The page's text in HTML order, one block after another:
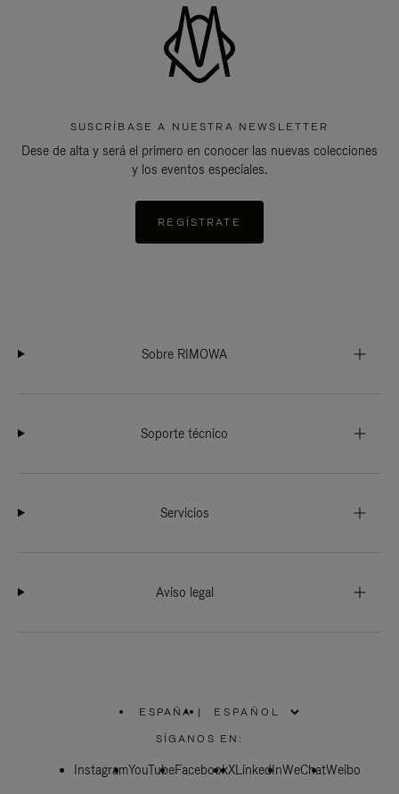
SUSCRÍBASE A NUESTRA NEWSLETTER
Dese de alta y será el primero en conocer las nuevas colecciones
y los eventos especiales.
REGÍSTRATE
Sobre RIMOWA
Soporte técnico
Servicios
Aviso legal
ESPAÑA
ELIGE
LA
|
SÍGANOS EN:
InstagramYouTubeFacebookXLinkedInWeChatWeibo